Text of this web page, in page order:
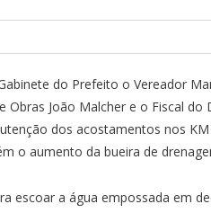
do Prefeito o Vereador
Obras João Malcher e o Fiscal
dos acostamentos nos
o aumento da bueira de
escoar a água empossada em